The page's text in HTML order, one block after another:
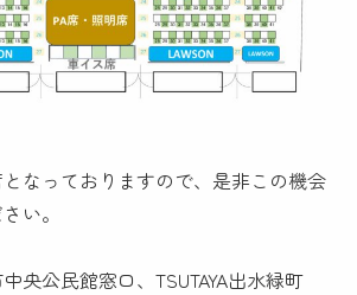
なっておりますので、是非この機会
い。
央公民館窓口、TSUTAYA出水緑町